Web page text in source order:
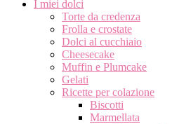
I miei dolci
Torte da credenza
Frolla e crostate
Dolci al cucchiaio
Cheesecake
Muffin e Plumcake
Gelati
Ricette per colazione
Biscotti
Marmellata